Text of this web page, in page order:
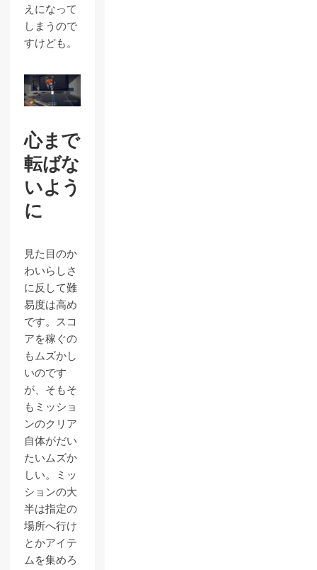
えになって
しまうので
すけども。
心まで
転ばな
いよう
に
見た目のか
わいらしさ
に反して難
易度は高め
です。スコ
アを稼ぐの
もムズかし
いのです
が、そもそ
もミッショ
ンのクリア
自体がだい
たいムズか
しい。ミッ
ションの大
半は指定の
場所へ行け
とかアイテ
ムを集めろ